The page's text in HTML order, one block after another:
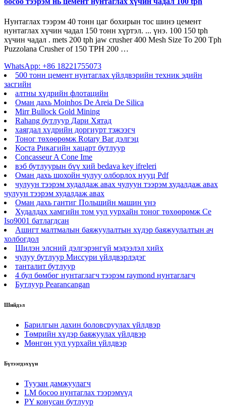
Нунтаглах тээрэм 40 тонн цаг бохирын тос шинэ цемент
нунтаглах хүчин чадал 150 тонн хүртэл. ... үнэ. 100 150 tph
хүчин чадал . mets 200 tph jaw crusher 400 Mesh Size To 200 Tph
Puzzolana Crusher of 150 TPH 200 …
WhatsApp: +86 18221755073
500 тонн цемент нунтаглах үйлдвэрийн техник эдийн
засгийн
алтны хүдрийн флотацийн
Оман дахь Moinhos De Areia De Silica
Mirr Bullock Gold Mining
Rahang бутлуур Дари Хятад
хаягдал хүдрийн доргиурт тэжээгч
Тоног төхөөрөмж Rotary Bar дэлгэц
Коста Рикагийн хацарт бутлуур
Concasseur A Cone Ime
вэб бутлуурын бүү хий bedava key ifreleri
Оман дахь шохойн чулуу олборлох нууц Pdf
чулуун тээрэм худалдаж авах чулуун тээрэм худалдаж авах
чулуун тээрэм худалдаж авах
Оман дахь гантиг Польшийн машин үнэ
Худалдах хамгийн том уул уурхайн тоног төхөөрөмж Ce
Iso9001 батлагдсан
Ашигт малтмалын баяжуулалтын хүдэр баяжуулалтын ач
холбогдол
Шилэн элсний дэлгэрэнгүй мэдээлэл хийх
чулуу бутлуур Миссури үйлдвэрлэдэг
танталит бутлуур
4 бул бөмбөг нунтаглагч тээрэм raymond нунтаглагч
Бутлуур Pearancangan
Шийдэл
Барилгын дахин боловсруулах үйлдвэр
Төмрийн хүдэр баяжуулах үйлдвэр
Мөнгөн уул уурхайн үйлдвэр
Бүтээгдэхүүн
Туузан дамжуулагч
LM босоо нунтаглах тээрэмүүд
PY конусан бутлуур